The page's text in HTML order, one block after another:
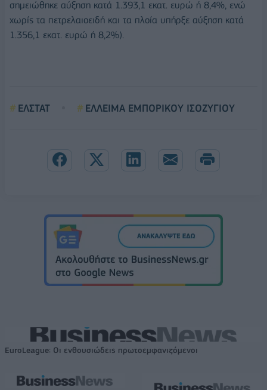
σημειώθηκε αύξηση κατά 1.393,1 εκατ. ευρώ ή 8,4%, ενώ
χωρίς τα πετρελαιοειδή και τα πλοία υπήρξε αύξηση κατά
1.356,1 εκατ. ευρώ ή 8,2%).
ΕΛΣΤΑΤ ΕΛΛΕΙΜΑ ΕΜΠΟΡΙΚΟΥ ΙΣΟΖΥΓΙΟΥ
EuroLeague: Οι ενθουσιώδεις πρωτοεμφανιζόμενοι